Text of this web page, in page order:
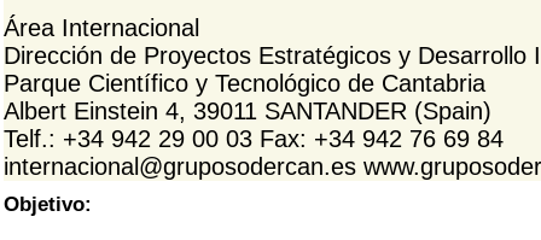
Área Internacional
Dirección de Proyectos Estratégicos y Desarrollo
Parque Científico y Tecnológico de Cantabria
Albert Einstein 4, 39011 SANTANDER (Spain)
Telf.: +34 942 29 00 03 Fax: +34 942 76 69 84
internacional@gruposodercan.es
Objetivo: